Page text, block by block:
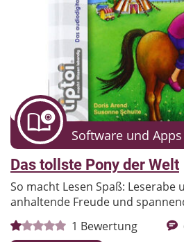
Software und
Das tollste Pony der Welt
So macht Lesen Spaß:
anhaltende Freude und
1 Bewertung